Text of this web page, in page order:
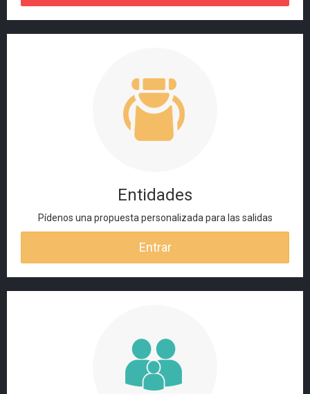
Entidades
Pídenos una propuesta personalizada para las salidas
Entrar